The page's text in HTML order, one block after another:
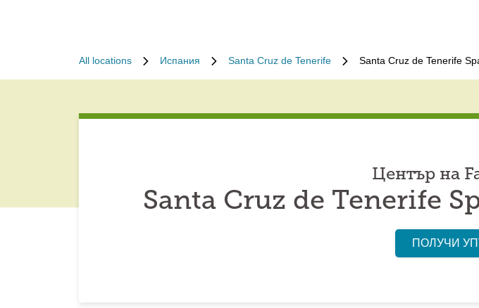
All locations Испания Santa Cruz de Tenerife Santa Cruz de Tenerife
Център на
Santa Cruz de Tenerife
ПОЛУЧИ